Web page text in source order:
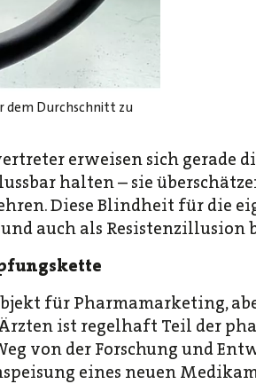
dem Durchschnitt zu
erweisen sich gerade
halten – sie
Diese Blindheit für die
auch als Resistenzillusion
für Pharmamarketing,
ist regelhaft Teil der
von der Forschung und
eines neuen